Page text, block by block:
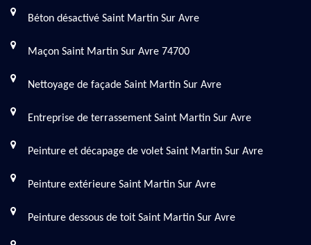
Béton désactivé Saint Martin Sur Avre
Maçon Saint Martin Sur Avre 74700
Nettoyage de façade Saint Martin Sur Avre
Entreprise de terrassement Saint Martin Sur Avre
Peinture et décapage de volet Saint Martin Sur Avre
Peinture extérieure Saint Martin Sur Avre
Peinture dessous de toit Saint Martin Sur Avre